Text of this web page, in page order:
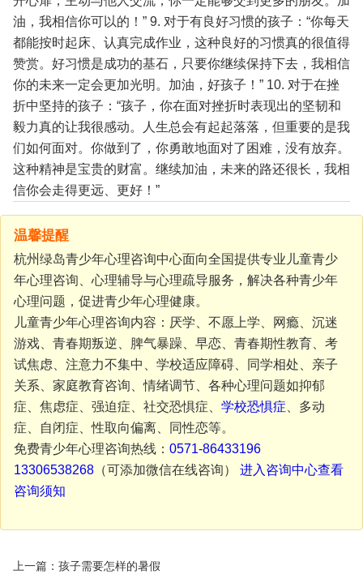
油，我相信你可以的！”9. 对于有良好习惯的孩子：“你每天
都能按时起床、认真完成作业，这种良好的习惯真的很值得
赞赏。好习惯是成功的基石，只要你继续保持下去，我相信
你的未来一定会更加光明。加油，好孩子！”10. 对于在挫
折中坚持的孩子：“孩子，你在面对挫折时表现出的坚韧和
毅力真的让我很感动。人生总会有起起落落，但重要的是我
们如何面对。你做到了，你勇敢地面对了困难，没有放弃。
这种精神是宝贵的财富。继续加油，未来的路还很长，我相
信你会走得更远、更好！”
温馨提醒
杭州绿岛青少年心理咨询中心面向全国提供专业儿童青少
年心理咨询、心理辅导与心理疏导服务，解决各种青少年
心理问题，促进青少年心理健康。
儿童青少年心理咨询内容：厌学、不愿上学、网瘾、沉迷
游戏、青春期叛逆、脾气暴躁、早恋、青春期性教育、考
试焦虑、注意力不集中、学校适应障碍、同学相处、亲子
关系、家庭教育咨询、情绪调节、各种心理问题如抑郁
症、焦虑症、强迫症、社交恐惧症、 学校恐惧症 、多动
症、自闭症、性取向偏离、同性恋等。
免费青少年心理咨询热线： 0571-86433196
13306538268（可添加微信在线咨询） 进入咨询中心查看
咨询须知
上一篇：孩子需要怎样的暑假